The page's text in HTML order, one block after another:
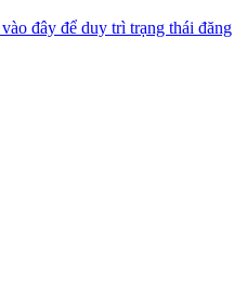
đây để duy trì trạng thái đăng